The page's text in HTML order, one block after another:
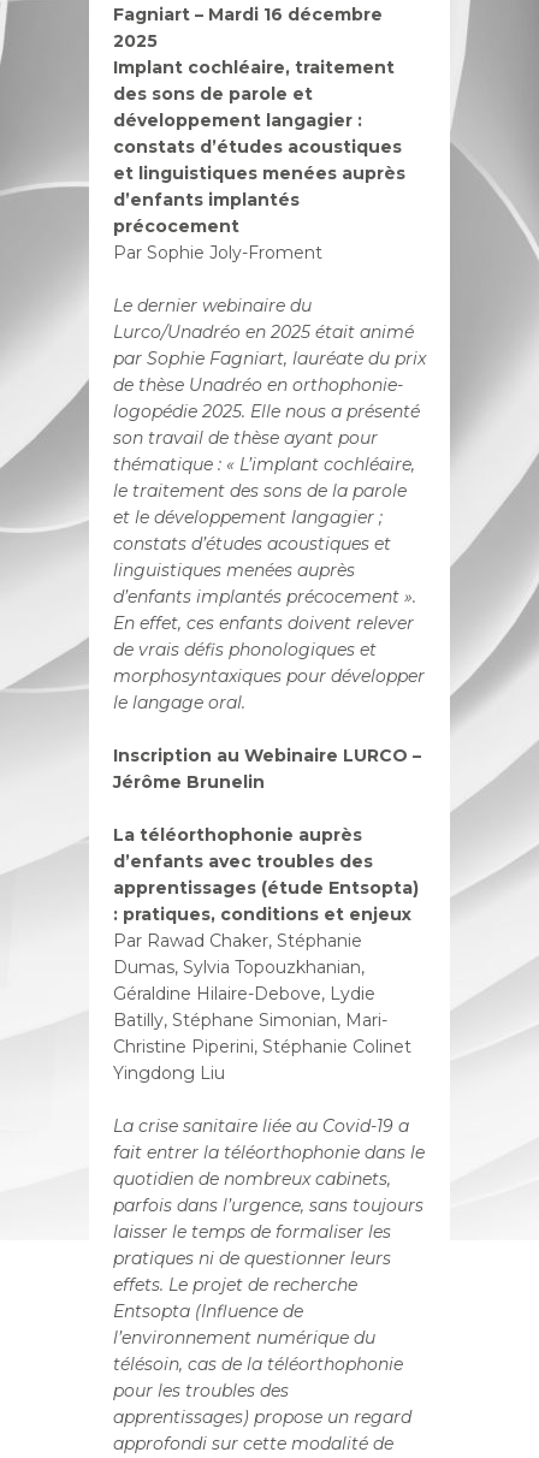
Fagniart – Mardi 16 décembre
2025
Implant cochléaire, traitement
des sons de parole et
développement langagier :
constats d’études acoustiques
et linguistiques menées auprès
d’enfants implantés
précocement
Par Sophie Joly-Froment
Le dernier webinaire du
Lurco/Unadréo en 2025 était animé
par Sophie Fagniart, lauréate du prix
de thèse Unadréo en orthophonie-
logopédie 2025. Elle nous a présenté
son travail de thèse ayant pour
thématique : « L’implant cochléaire,
le traitement des sons de la parole
et le développement langagier ;
constats d’études acoustiques et
linguistiques menées auprès
d’enfants implantés précocement ».
En effet, ces enfants doivent relever
de vrais défis phonologiques et
morphosyntaxiques pour développer
le langage oral.
Inscription au Webinaire LURCO –
Jérôme Brunelin
La téléorthophonie auprès
d’enfants avec troubles des
apprentissages (étude Entsopta)
: pratiques, conditions et enjeux
Par Rawad Chaker, Stéphanie
Dumas, Sylvia Topouzkhanian,
Géraldine Hilaire-Debove, Lydie
Batilly, Stéphane Simonian, Mari-
Christine Piperini, Stéphanie Colinet
Yingdong Liu
La crise sanitaire liée au Covid-19 a
fait entrer la téléorthophonie dans le
quotidien de nombreux cabinets,
parfois dans l’urgence, sans toujours
laisser le temps de formaliser les
pratiques ni de questionner leurs
effets. Le projet de recherche
Entsopta (Influence de
l’environnement numérique du
télésoin, cas de la téléorthophonie
pour les troubles des
apprentissages) propose un regard
approfondi sur cette modalité de